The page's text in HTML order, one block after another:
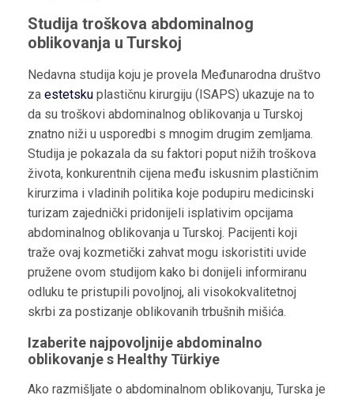
Studija troškova abdominalnog
oblikovanja u Turskoj
Nedavna studija koju je provela Međunarodna društvo
za estetskuplastičnu kirurgiju (ISAPS) ukazuje na to
da su troškovi abdominalnog oblikovanja u Turskoj
znatno niži u usporedbi s mnogim drugim zemljama.
Studija je pokazala da su faktori poput nižih troškova
života, konkurentnih cijena među iskusnim plastičnim
kirurzima i vladinih politika koje podupiru medicinski
turizam zajednički pridonijeli isplativim opcijama
abdominalnog oblikovanja u Turskoj. Pacijenti koji
traže ovaj kozmetički zahvat mogu iskoristiti uvide
pružene ovom studijom kako bi donijeli informiranu
odluku te pristupili povoljnoj, ali visokokvalitetnoj
skrbi za postizanje oblikovanih trbušnih mišića.
Izaberite najpovoljnije abdominalno
oblikovanje s Healthy Türkiye
Ako razmišljate o abdominalnom oblikovanju, Turska je